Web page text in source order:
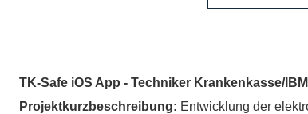
TK-Safe iOS App - Techniker Krankenkasse/
Projektkurzbeschreibung: Entwicklung der